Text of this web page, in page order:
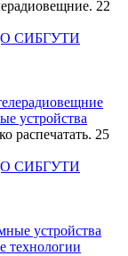
22
СИБГУТИ
устройства
распечатать. 25
СИБГУТИ
технологии